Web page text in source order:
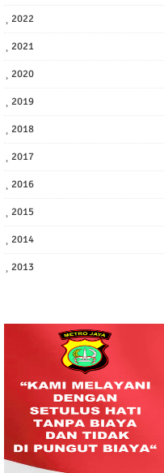
2022
2021
2020
2019
2018
2017
2016
2015
2014
2013